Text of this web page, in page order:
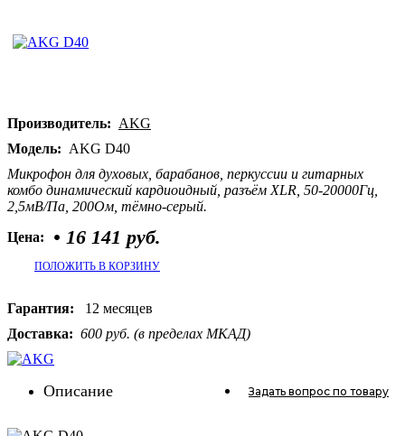
Производитель: AKG
Модель: AKG D40
Микрофон для духовых, барабанов, перкуссии и гитарных
комбо динамический кардиоидный, разъём XLR, 50-20000Гц,
2,5мВ/Па, 200Ом, тёмно-серый.
Цена:
• 16 141 руб.
ПОЛОЖИТЬ В КОРЗИНУ
Гарантия: 12 месяцев
Доставка: 600 руб. (в пределах МКАД)
Описание Задать вопрос по товару